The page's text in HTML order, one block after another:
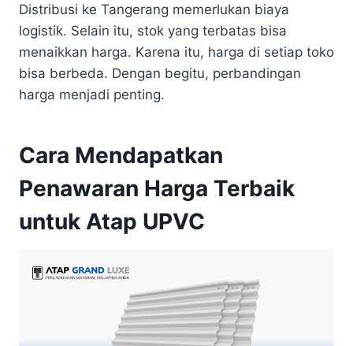
Distribusi ke Tangerang memerlukan biaya
logistik. Selain itu, stok yang terbatas bisa
menaikkan harga. Karena itu, harga di setiap toko
bisa berbeda. Dengan begitu, perbandingan
harga menjadi penting.
Cara Mendapatkan
Penawaran Harga Terbaik
untuk Atap UPVC